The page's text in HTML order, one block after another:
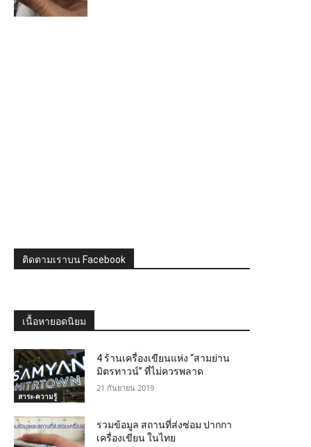
ติดตามเราบน Facebook
เนื้อหายอดนิยม
สาระ-ความรู้
4 ร้านเครื่องเขียนแห่ง “สามย่าน
มิตรทาวน์” ที่ไม่ควรพลาด
21 กันยายน 2019
รวมข้อมูล สถานที่ส่งซ่อม ปากกา
เครื่องเขียน ในไทย